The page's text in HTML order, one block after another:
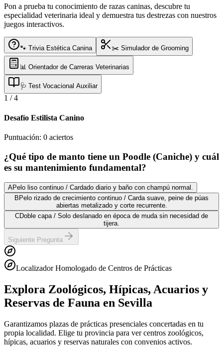
Pon a prueba tu conocimiento de razas caninas, descubre tu
especialidad veterinaria ideal y demuestra tus destrezas con nuestros
juegos interactivos.
🐾 Trivia Estética Canina ✂️ Simulador de Grooming
📊 Orientador de Carreras Veterinarias
🩺 Test Vocacional Auxiliar
1 /4
Desafío Estilista Canino
Puntuación: 0 aciertos
¿Qué tipo de manto tiene un Poodle (Caniche) y cuál
es su mantenimiento fundamental?
APelo liso continuo / Cardado diario y baño con champú normal.
B Pelo rizado de crecimiento continuo / Carda suave, peine de púas
abiertas metalizado y corte recurrente.
CDoble capa / Solo deslanado en época de muda sin necesidad de
tijera.
Siguiente Pregunta
Localizador Homologado de Centros de Prácticas
Explora Zoológicos, Hípicas, Acuarios y
Reservas de Fauna en Sevilla
Garantizamos plazas de prácticas presenciales concertadas en tu
propia localidad. Elige tu provincia para ver centros zoológicos,
hípicas, acuarios y reservas naturales con convenios activos.